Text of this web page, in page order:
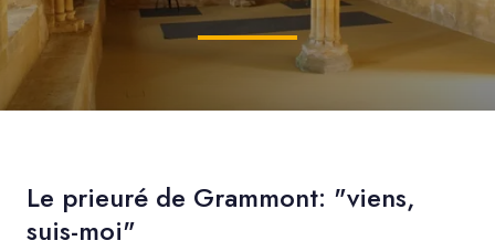
Le prieuré de Grammont: "viens,
suis-moi"